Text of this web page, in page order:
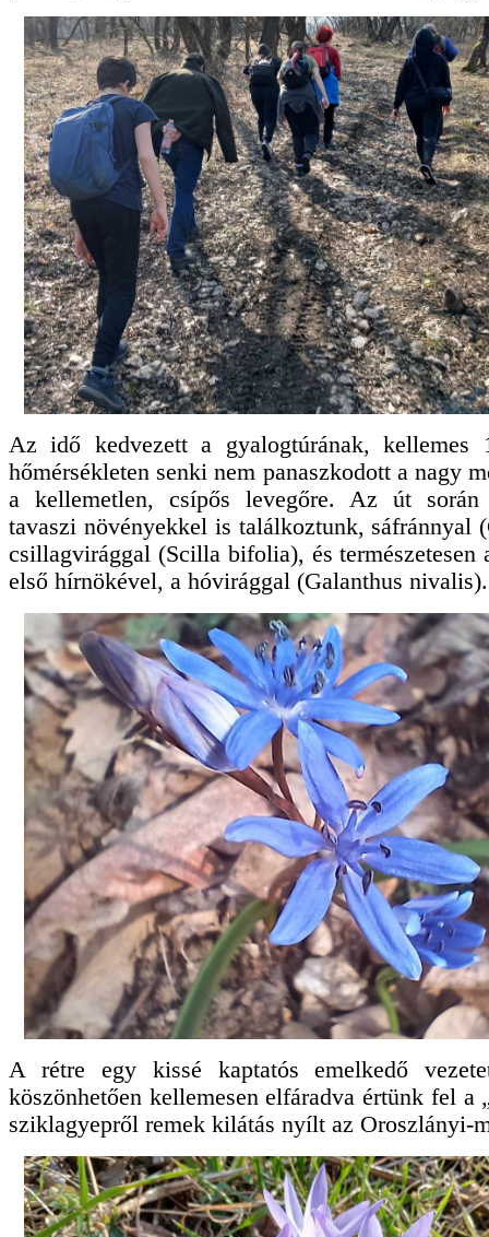
Az idő kedvezett a gyalogtúrának, kellemes
hőmérsékleten senki nem panaszkodott a nagy
a kellemetlen, csípős levegőre. Az út során
tavaszi növényekkel is találkoztunk, sáfránnyal
csillagvirággal (Scilla bifolia), és természetesen
első hírnökével, a hóvirággal (Galanthus nivalis).
A rétre egy kissé kaptatós emelkedő
köszönhetően kellemesen elfáradva értünk fel a
sziklagyepről remek kilátás nyílt az Oroszlányi-